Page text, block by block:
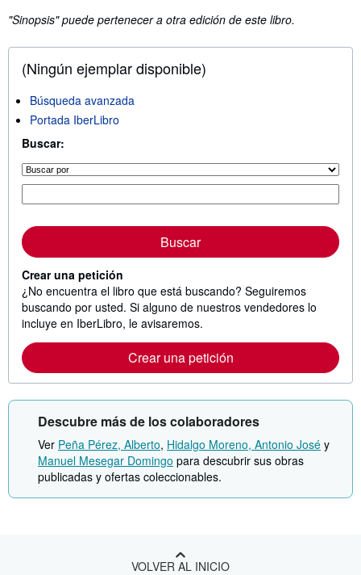
"Sinopsis" puede pertenecer a otra edición de este libro.
(Ningún ejemplar disponible)
Búsqueda avanzada
Portada IberLibro
Buscar:
Buscar
Crear una petición
¿No encuentra el libro que está buscando? Seguiremos
buscando por usted. Si alguno de nuestros vendedores lo
incluye en IberLibro, le avisaremos.
Crear una petición
Descubre más de los colaboradores
Ver Peña Pérez, Alberto, Hidalgo Moreno, Antonio José y
Manuel Mesegar Domingo para descubrir sus obras
publicadas y ofertas coleccionables.
VOLVER AL INICIO